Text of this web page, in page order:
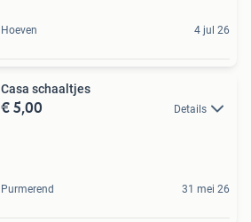
Hoeven 4 jul 26
Casa schaaltjes
€ 5,00 Details
Purmerend 31 mei 26